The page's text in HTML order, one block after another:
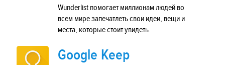
Wunderlist помогает миллионам людей во
всем мире запечатлеть свои идеи, вещи и
места, которые стоит увидеть.
Google Keep